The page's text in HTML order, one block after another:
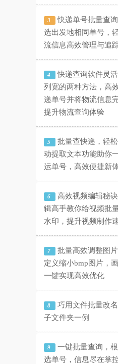
3
快递单号批量查
选出发地相同单号，
流信息高效管理与追
4
快递查询软件灵
列宽的两种方法，高
递单号并将物流信息
提升物流查询体验
5
批量查快递，轻
动提取文本功能助你
运单号，高效便捷新
6
高效视频编辑秘
辑高手教你给视频批
水印，提升视频制作
7
批量高效调整图
定义缩小bmp图片，
一键实现高效优化
8
巧用文件批量改
子文件夹一例
9
一键批量查询，
选单号，信息尽在掌